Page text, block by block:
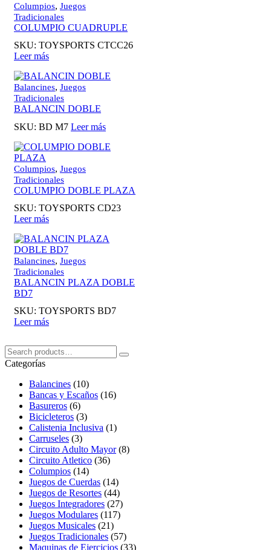
Columpios, Juegos
Tradicionales
COLUMPIO CUADRUPLE
SKU: TOYSPORTS CTCC26
Leer más
Balancines, Juegos
Tradicionales
BALANCIN DOBLE
SKU: BD M7 Leer más
Columpios, Juegos
Tradicionales
COLUMPIO DOBLE PLAZA
SKU: TOYSPORTS CD23
Leer más
Balancines, Juegos
Tradicionales
BALANCIN PLAZA DOBLE
BD7
SKU: TOYSPORTS BD7
Leer más
Buscar:
Search
Categorías
Balancines (10)
Bancas y Escaños (16)
Basureros (6)
Bicicleteros (3)
Calistenia Inclusiva (1)
Carruseles (3)
Circuito Adulto Mayor (8)
Circuito Atletico (36)
Columpios (14)
Juegos de Cuerdas (14)
Juegos de Resortes (44)
Juegos Integradores (27)
Juegos Modulares (117)
Juegos Musicales (21)
Juegos Tradicionales (57)
Maquinas de Ejercicios (33)